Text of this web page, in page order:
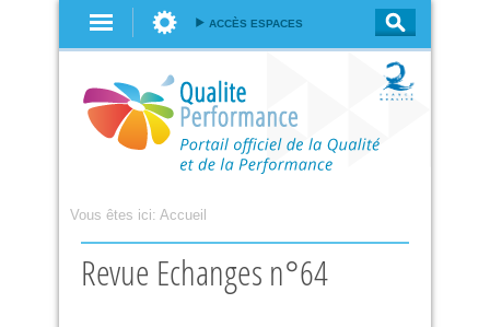
ACCÈS ESPACES
Vous êtes ici: Accueil
Revue Echanges n°64